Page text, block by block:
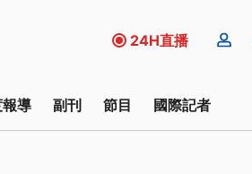
24H直播
導 副刊 節目 國際記者